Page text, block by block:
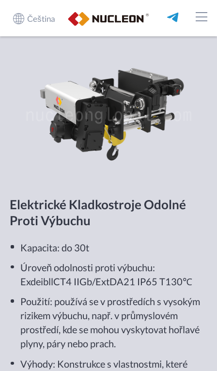
Čeština
Elektrické Kladkostroje Odolné
Proti Výbuchu
Kapacita: do 30t
Úroveň odolnosti proti výbuchu:
ExdeibllCT4 IIGb/ExtDA21 IP65 T130℃
Použití: používá se v prostředích s vysokým
rizikem výbuchu, např. v průmyslovém
prostředí, kde se mohou vyskytovat hořlavé
plyny, páry nebo prach.
Výhody: Konstrukce s vlastnostmi, které